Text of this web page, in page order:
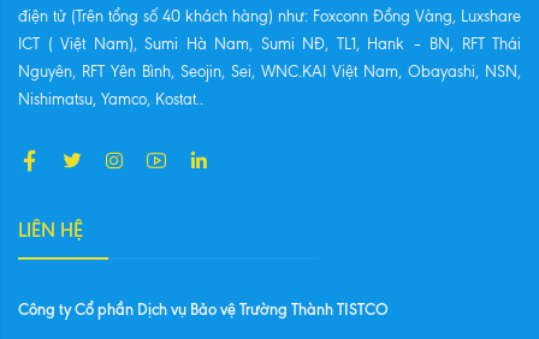
điện tử (Trên tổng số 40 khách hàng) như: Foxconn Đồng Vàng, Luxshare
ICT ( Việt Nam), Sumi Hà Nam, Sumi NĐ, TL1, Hank – BN, RFT Thái
Nguyên, RFT Yên Bình, Seojin, Sei, WNC.KAI Việt Nam, Obayashi, NSN,
Nishimatsu, Yamco, Kostat..
LIÊN HỆ
Công ty Cổ phần Dịch vụ Bảo vệ Trường Thành TISTCO